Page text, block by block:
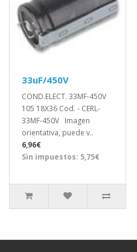
33uF/450V
COND.ELECT. 33MF-450V
105 18X36 Cod. - CERL-
33MF-450V Imagen
orientativa, puede v..
6,96€
Sin impuestos: 5,75€